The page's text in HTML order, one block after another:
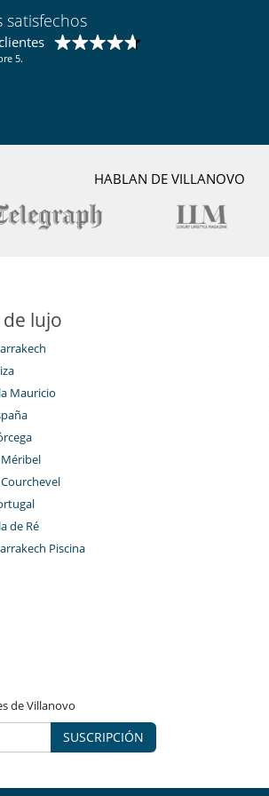
satisfechos
5.
HABLAN DE VILLANOVO
lujo
Mauricio
de Ré
Piscina
de Villanovo
SUSCRIPCIÓN